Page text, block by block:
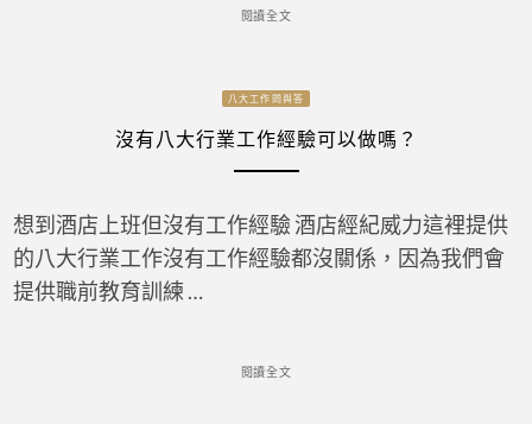
閱讀全文
八大工作問與答
沒有八大行業工作經驗可以做嗎？
想到酒店上班但沒有工作經驗 酒店經紀威力這裡提供
的八大行業工作沒有工作經驗都沒關係，因為我們會
提供職前教育訓練 …
閱讀全文